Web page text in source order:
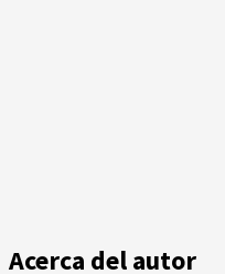
Acerca del autor